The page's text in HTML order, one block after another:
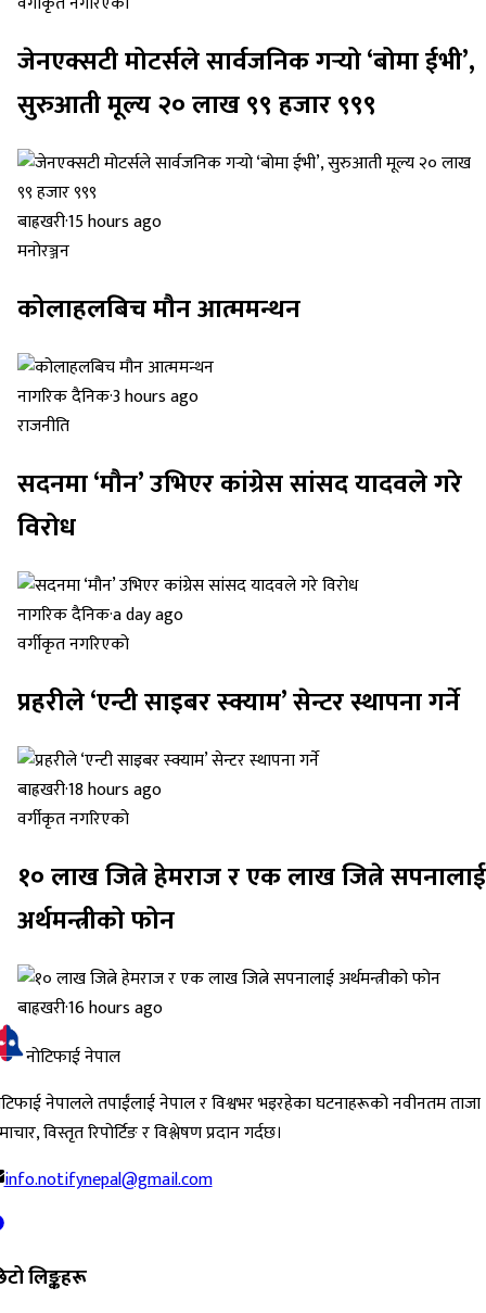
जेनएक्सटी मोटर्सले सार्वजनिक गर्‍यो ‘बोमा ईभी’,
सुरुआती मूल्य २० लाख ९९ हजार ९९९
बाह्रखरी·15 hours ago
मनोरञ्जन
कोलाहलबिच मौन आत्ममन्थन
नागरिक दैनिक·3 hours ago
राजनीति
सदनमा ‘मौन’ उभिएर कांग्रेस सांसद यादवले गरे
विरोध
नागरिक दैनिक·a day ago
वर्गीकृत नगरिएको
प्रहरीले ‘एन्टी साइबर स्क्याम’ सेन्टर स्थापना गर्ने
बाह्रखरी·18 hours ago
वर्गीकृत नगरिएको
१० लाख जित्ने हेमराज र एक लाख जित्ने सपनालाई
अर्थमन्त्रीको फोन
बाह्रखरी·16 hours ago
नोटिफाई नेपाल
नेपालले तपाईंलाई नेपाल र विश्वभर भइरहेका घटनाहरूको नवीनतम ताजा
विस्तृत रिपोर्टिङ र विश्लेषण प्रदान गर्दछ।
info.notifynepal@gmail.com
लिङ्कहरू